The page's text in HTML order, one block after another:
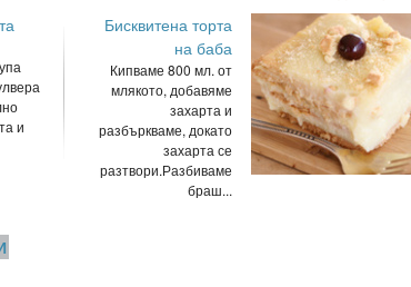
и
Бисквитена торта
на баба
Кипваме 800 мл. от
млякото, добавяме
захарта и
разбъркваме, докато
захарта се
разтвори.Разбиваме
браш...